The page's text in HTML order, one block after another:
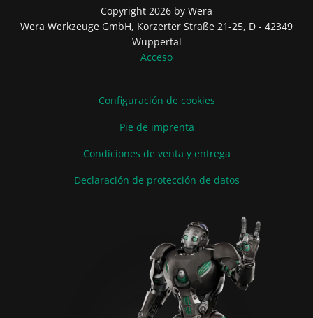
Copyright 2026 by Wera
Wera Werkzeuge GmbH, Korzerter Straße 21-25, D - 42349
Wuppertal
Acceso
Configuración de cookies
Pie de imprenta
Condiciones de venta y entrega
Declaración de protección de datos